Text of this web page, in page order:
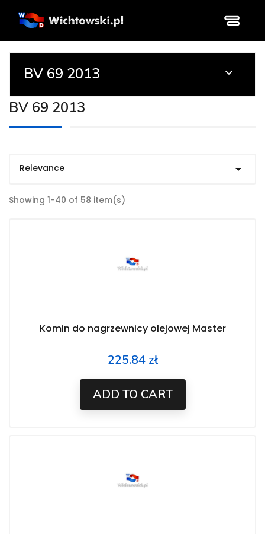
BV 69 2013 
BV 69 2013
Relevance 
Showing 1-40 of 58 item(s)
Komin do nagrzewnicy olejowej Master
Price
225.84 zł
ADD TO CART